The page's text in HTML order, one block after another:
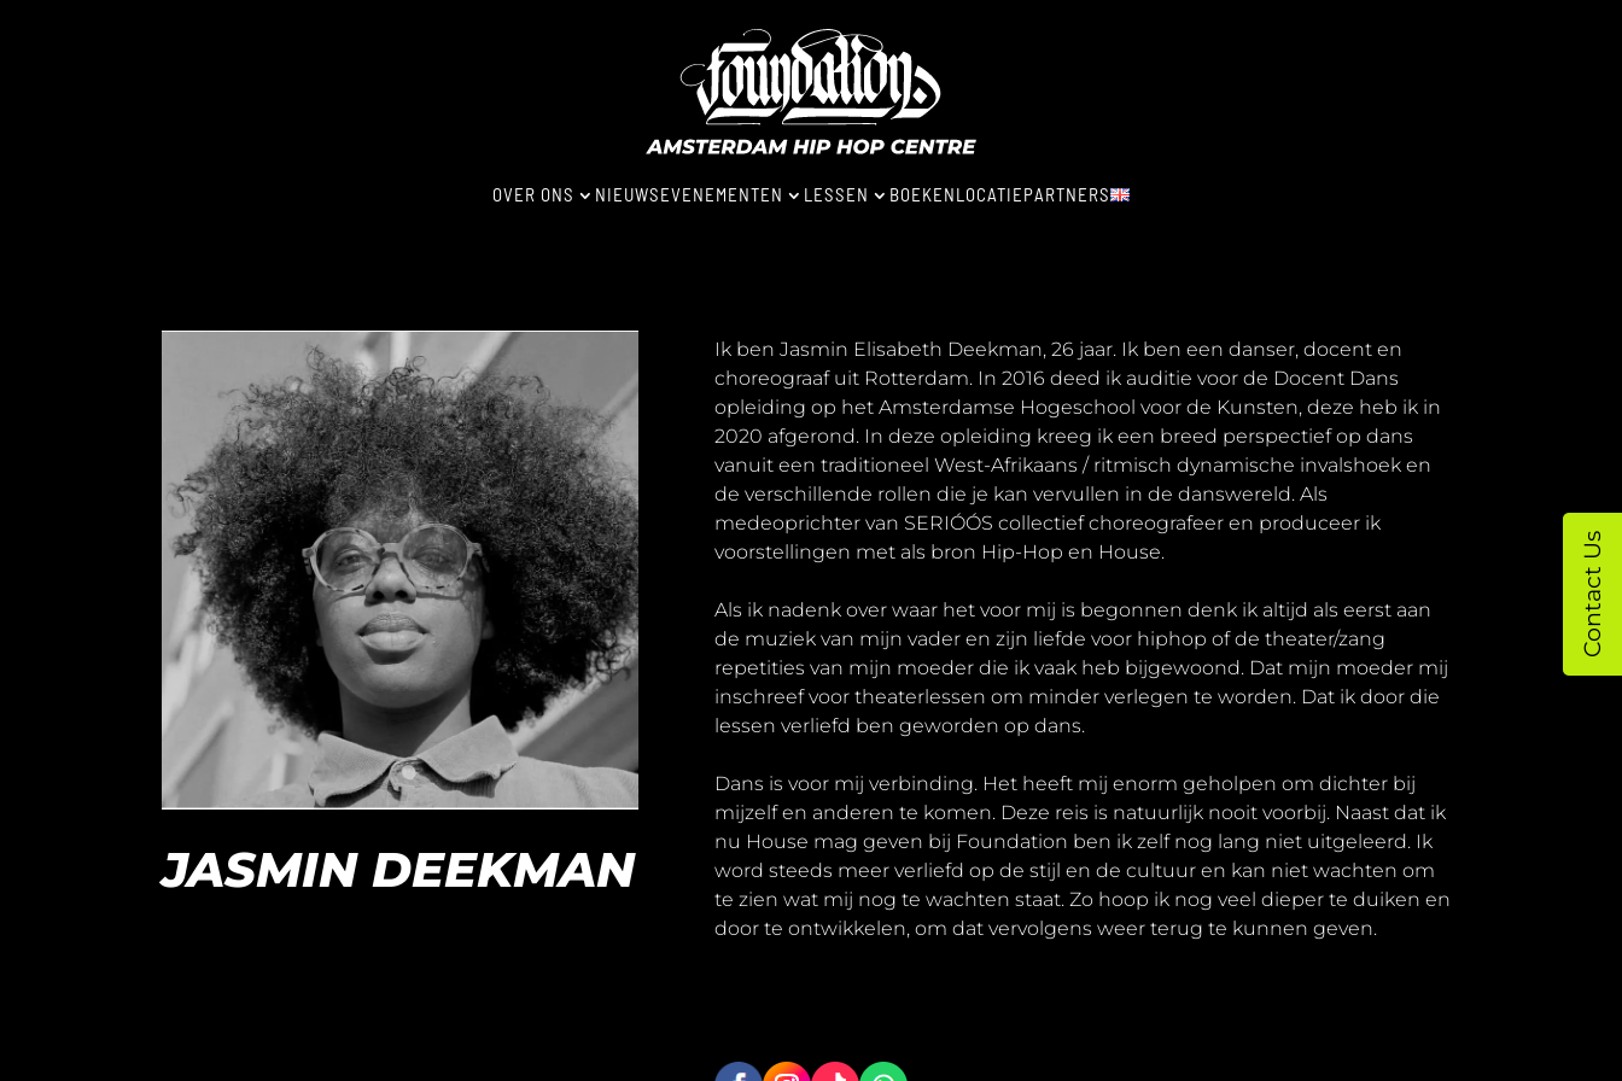
OVER ONS 3 NIEUWSEVENEMENTEN 3 LESSEN 3 BOEKENLOCATIEPARTNERS
JASMIN DEEKMAN
Ik ben Jasmin Elisabeth Deekman, 26 jaar. Ik ben een danser, docent en
choreograaf uit Rotterdam. In 2016 deed ik auditie voor de Docent Dans
opleiding op het Amsterdamse Hogeschool voor de Kunsten, deze heb ik in
2020 afgerond. In deze opleiding kreeg ik een breed perspectief op dans
vanuit een traditioneel West-Afrikaans / ritmisch dynamische invalshoek en
de verschillende rollen die je kan vervullen in de danswereld. Als
medeoprichter van SERIÓÓS collectief choreografeer en produceer ik
voorstellingen met als bron Hip-Hop en House.
Als ik nadenk over waar het voor mij is begonnen denk ik altijd als eerst aan
de muziek van mijn vader en zijn liefde voor hiphop of de theater/zang
repetities van mijn moeder die ik vaak heb bijgewoond. Dat mijn moeder mij
inschreef voor theaterlessen om minder verlegen te worden. Dat ik door die
lessen verliefd ben geworden op dans.
Dans is voor mij verbinding. Het heeft mij enorm geholpen om dichter bij
mijzelf en anderen te komen. Deze reis is natuurlijk nooit voorbij. Naast dat ik
nu House mag geven bij Foundation ben ik zelf nog lang niet uitgeleerd. Ik
word steeds meer verliefd op de stijl en de cultuur en kan niet wachten om
te zien wat mij nog te wachten staat. Zo hoop ik nog veel dieper te duiken en
door te ontwikkelen, om dat vervolgens weer terug te kunnen geven.
Contact Us